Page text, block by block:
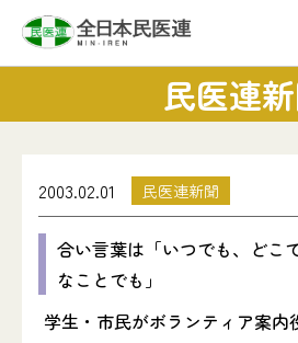
民医連
2003.02.01 民医連新聞
合い言葉は「いつでも、どこ
なことでも」
学生・市民がボランティア案